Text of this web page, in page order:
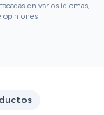
en varios idiomas,
opiniones